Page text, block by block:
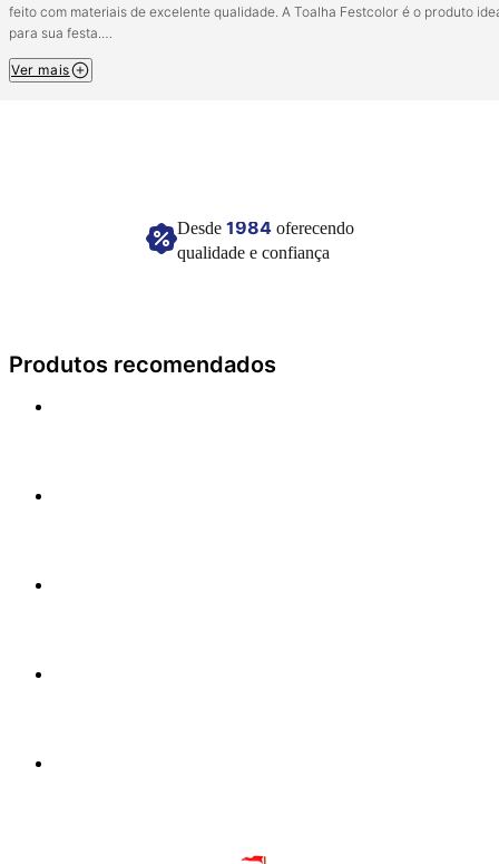
feito com materiais de excelente qualidade. A Toalha Festcolor é o produto
para sua festa.
Imagem Meramente Ilustrativa
Ver mais
Desde 1984oferecendo
qualidade e confiança
Produtos recomendados